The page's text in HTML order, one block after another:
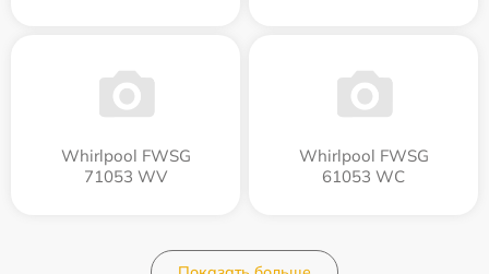
Whirlpool FWSG
71053 WV
Whirlpool FWSG
61053 WC